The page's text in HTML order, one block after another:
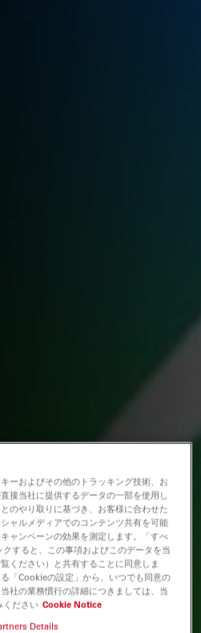
ーおよびその他のトラッキング技術、お
接当社に提供するデータの一部を使用し
のやり取りに基づき、お客様に合わせた
ャルメディアでのコンテンツ共有を可能
ャンペーンの効果を測定します。「すべ
すると、この事項およびこのデータを当
ください）と共有することに同意しま
「Cookieの設定」から、いつでも同意の
社の業務慣行の詳細につきましては、当
ください Cookie Notice
Details